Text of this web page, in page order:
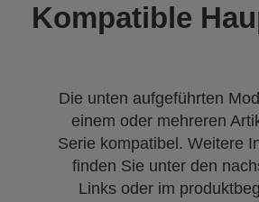
Kompatible
Die unten aufgeführten
einem oder mehreren
Serie kompatibel. Weitere
finden Sie unter den
Links oder im